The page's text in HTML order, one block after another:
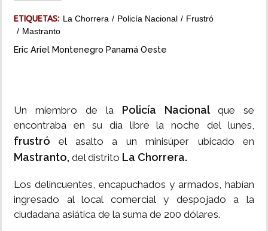
ETIQUETAS: La Chorrera Policía Nacional
Frustró
Mastranto
Eric Ariel Montenegro Panamá Oeste
Un miembro de la Policía Nacional que se
encontraba en su día libre la noche del lunes,
frustró el asalto a un minisúper ubicado en
Mastranto, del distrito La Chorrera.
Los delincuentes, encapuchados y armados, habían
ingresado al local comercial y despojado a la
ciudadana asiática de la suma de 200 dólares.